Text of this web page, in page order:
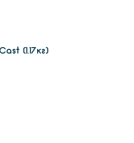
(1.17кг)